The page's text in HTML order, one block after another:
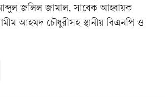
জলিল জামাল, সাবেক আহ্বায়ক
আহমদ চৌধুরীসহ স্থানীয় বিএনপি ও